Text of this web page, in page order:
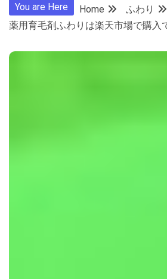
You are Here Home
ふわり
薬用育毛剤ふわりは楽天市場で購入